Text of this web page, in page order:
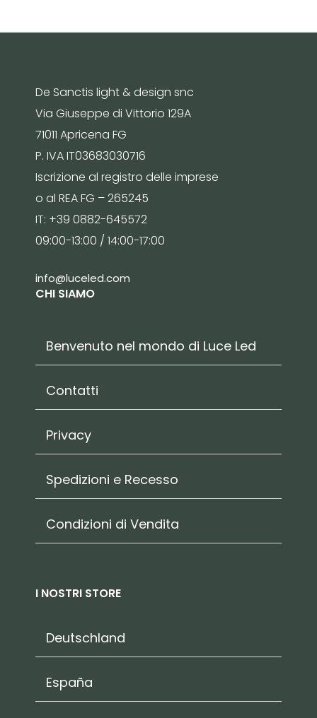
De Sanctis light & design snc
Via Giuseppe di Vittorio 129A
71011 Apricena FG
P. IVA IT03683030716
Iscrizione al registro delle imprese
o al REA FG – 265245
IT: +39 0882-645572
09:00-13:00 / 14:00-17:00
info@luceled.com
CHI SIAMO
Benvenuto nel mondo di Luce Led
Contatti
Privacy
Spedizioni e Recesso
Condizioni di Vendita
I NOSTRI STORE
Deutschland
España